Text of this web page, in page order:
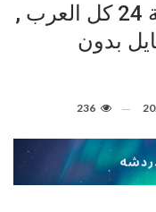
شات 24 كل العرب .دردشة 24 كل العرب ,
بدون
236